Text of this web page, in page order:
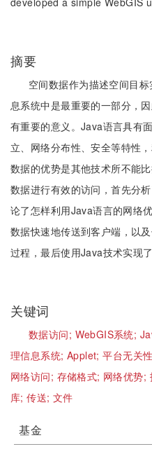
摘要
空间数据作为描述空间目
息系统中是最重要的一部分，
有重要的意义。Java语言具有
立、网络分布性、安全等特性
数据的优势是其他技术所不能
数据进行有效的访问，首先分
论了怎样利用Java语言的网络
数据快速地传送到客户端，以
过程，最后使用Java技术实现
关键词
数据访问; WebGIS系统;
理信息系统; Applet;平台无关
网络访问; 存储格式; 网络优势;
库;传送; 文件
基金